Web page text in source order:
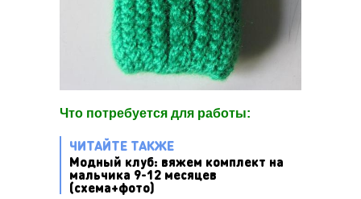
Что потребуется для работы:
ЧИТАЙТЕ ТАКЖЕ
Модный клуб: вяжем комплект на
мальчика 9-12 месяцев
(схема+фото)